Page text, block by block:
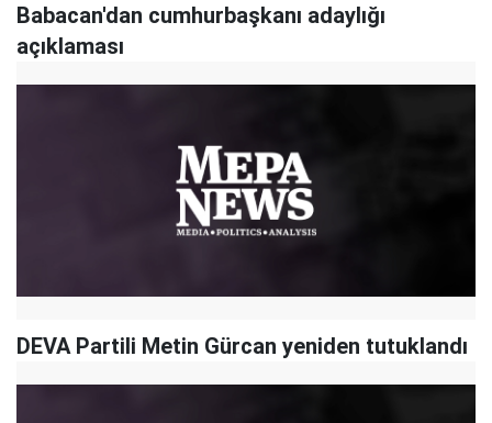
Babacan'dan cumhurbaşkanı adaylığı
açıklaması
DEVA Partili Metin Gürcan yeniden tutuklandı